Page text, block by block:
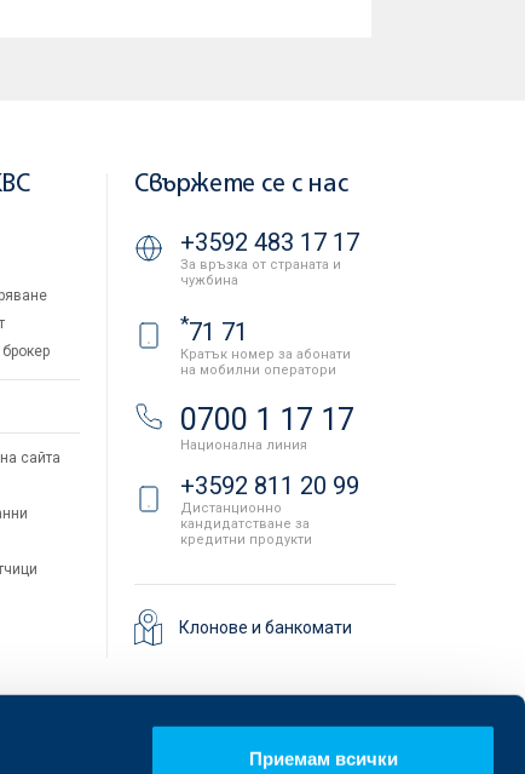
Приемам всички
сайта
Свържете се с нас
+3592 483 17 17
За връзка от страната и
чужбина
*71 71
Кратък номер за абонати
на мобилни оператори
0700 1 17 17
Национална линия
+3592 811 20 99
Дистанционно
кандидатстване за
кредитни продукти
Клонове и банкомати